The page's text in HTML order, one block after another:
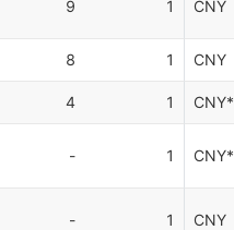
9 1 CNY
8 1 CNY
4 1 CNY*
- 1 CNY*
- 1 CNY